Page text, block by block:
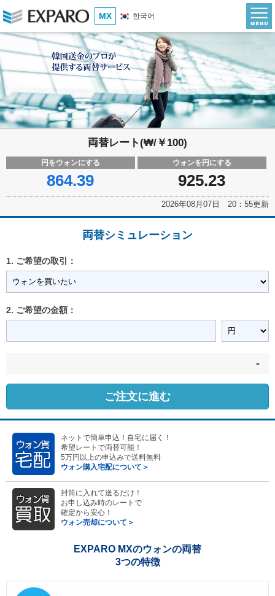
MX 한국어
両替レート(₩/￥100)
円をウォンにする
864.39
ウォンを円にする
925.23
2026年08月07日 20：55更新
両替シミュレーション
1. ご希望の取引：
2. ご希望の金額：
-
ご注文に進む
ネットで簡単申込！自宅に届く！
希望レートで両替可能！
5万円以上の申込みで送料無料
ウォン購入宅配について＞
封筒に入れて送るだけ！
お申し込み時のレートで
確定から安心！
ウォン売却について＞
EXPARO MXのウォンの両替
3つの特徴